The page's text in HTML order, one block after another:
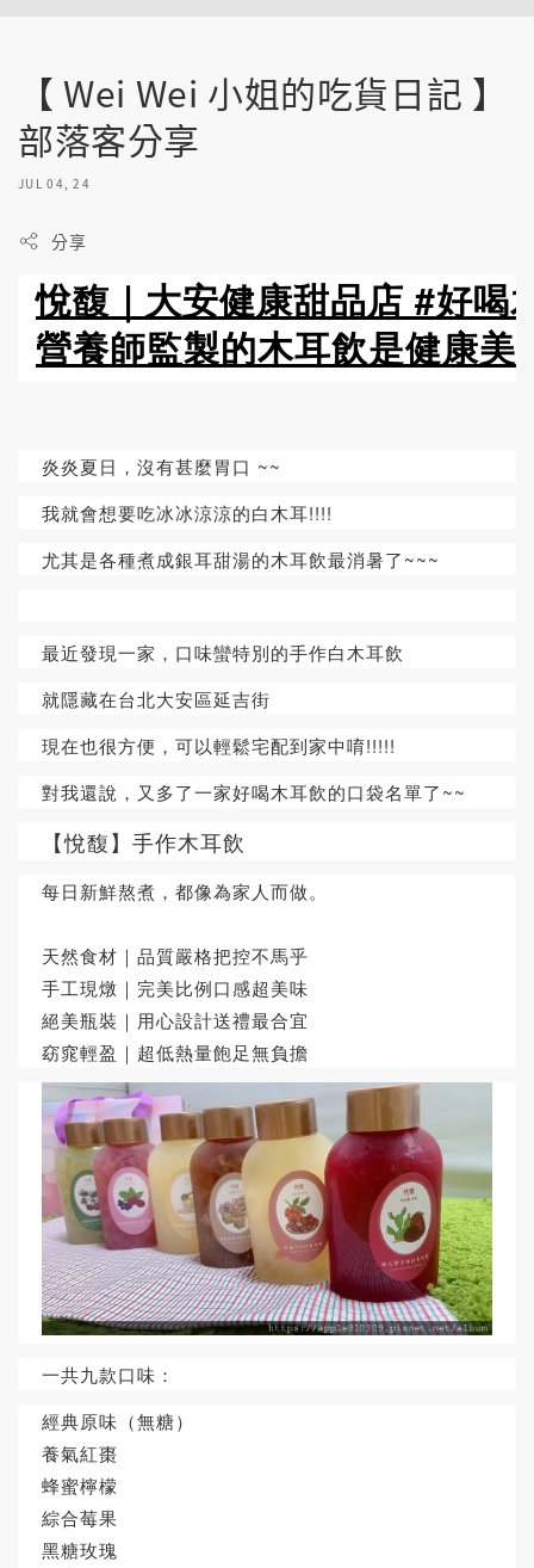
【 Wei Wei 小姐的吃貨日記 】
部落客分享
JUL 04, 24
分享
悅馥｜大安健康甜品店 #好喝
營養師監製的木耳飲是健康美
炎炎夏日，沒有甚麼胃口 ~~
我就會想要吃冰冰涼涼的白木耳!!!!
尤其是各種煮成銀耳甜湯的木耳飲最消暑了~~~
最近發現一家，口味蠻特別的手作白木耳飲
就隱藏在台北大安區延吉街
現在也很方便，可以輕鬆宅配到家中唷!!!!!
對我還說，又多了一家好喝木耳飲的口袋名單了~~
【悅馥】手作木耳飲
每日新鮮熬煮，都像為家人而做。
天然食材｜品質嚴格把控不馬乎
手工現燉｜完美比例口感超美味
絕美瓶裝｜用心設計送禮最合宜
窈窕輕盈｜超低熱量飽足無負擔
一共九款口味：
經典原味（無糖）
養氣紅棗
蜂蜜檸檬
綜合莓果
黑糖玫瑰